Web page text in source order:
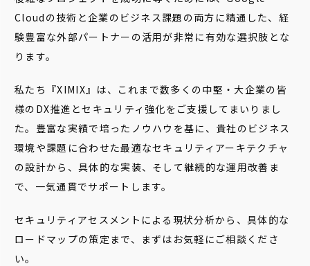
Cloudの技術と企業のビジネス課題の両方に精通した、経
験豊富な外部パートナーの活用が非常に有効な選択肢とな
ります。
私たち『XIMIX』は、これまで数多くの中堅・大企業の皆
様のDX推進とセキュリティ強化をご支援してまいりまし
た。豊富な実績で培ったノウハウを基に、貴社のビジネス
環境や課題に合わせた最適なセキュリティアーキテクチャ
の設計から、具体的な実装、そして継続的な運用改善ま
で、一気通貫でサポートします。
セキュリティアセスメントによる現状分析から、具体的な
ロードマップの策定まで、まずはお気軽にご相談くださ
い。